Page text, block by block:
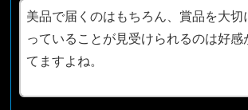
美品で届くのはもちろん、賞品を大切
っていることが見受けられるのは好感
てますよね。